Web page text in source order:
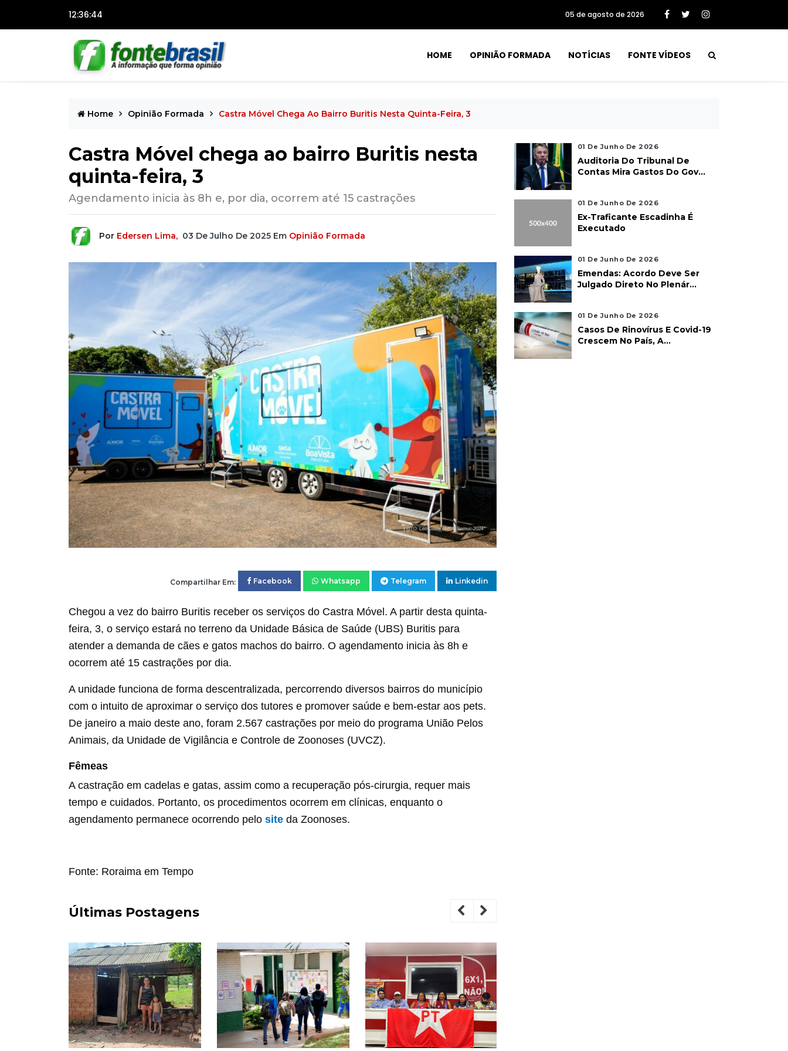
12:36:45 05 de agosto de 2026
HOME OPINIÃO FORMADA NOTÍCIAS FONTE VÍDEOS
Home Opinião Formada Castra Móvel Chega Ao Bairro Buritis Nesta Quinta-Feira, 3
Castra Móvel chega ao bairro Buritis nesta
quinta-feira, 3
Agendamento inicia às 8h e, por dia, ocorrem até 15 castrações
Por Edersen Lima, 03 De Julho De 2025 Em Opinião Formada
Compartilhar Em: Facebook Whatsapp Telegram Linkedin
Chegou a vez do bairro Buritis receber os serviços do Castra Móvel. A partir desta quinta-
feira, 3, o serviço estará no terreno da Unidade Básica de Saúde (UBS) Buritis para
atender a demanda de cães e gatos machos do bairro. O agendamento inicia às 8h e
ocorrem até 15 castrações por dia.
A unidade funciona de forma descentralizada, percorrendo diversos bairros do município
com o intuito de aproximar o serviço dos tutores e promover saúde e bem-estar aos pets.
De janeiro a maio deste ano, foram 2.567 castrações por meio do programa União Pelos
Animais, da Unidade de Vigilância e Controle de Zoonoses (UVCZ).
Fêmeas
A castração em cadelas e gatas, assim como a recuperação pós-cirurgia, requer mais
tempo e cuidados. Portanto, os procedimentos ocorrem em clínicas, enquanto o
agendamento permanece ocorrendo pelo site da Zoonoses.
Fonte: Roraima em Tempo
Últimas Postagens
01 De Junho De 2026
Auditoria Do Tribunal De
Contas Mira Gastos Do Gov...
01 De Junho De 2026
Ex-Traficante Escadinha É
Executado
01 De Junho De 2026
Emendas: Acordo Deve Ser
Julgado Direto No Plenár...
01 De Junho De 2026
Casos De Rinovírus E Covid-19
Crescem No País, A...